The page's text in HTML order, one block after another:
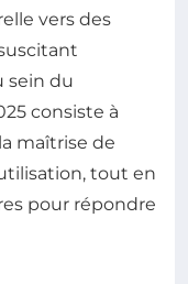
vers des
sein du
consiste à
maîtrise de
tout en
pour répondre